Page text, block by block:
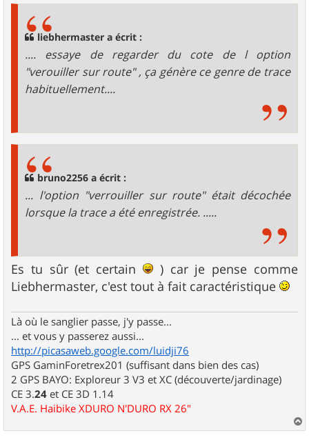
liebhermaster a écrit :
.... essaye de regarder du cote de l option
"verouiller sur route" , ça génère ce genre de trace
habituellement....
bruno2256 a écrit :
... l'option "verrouiller sur route" était décochée
lorsque la trace a été enregistrée. .....
Es tu sûr (et certain
) car je pense comme
Liebhermaster, c'est tout à fait caractéristique
Là où le sanglier passe, j'y passe...
... et vous y passerez aussi...
http://picasaweb.google.com/luidji76
GPS GaminForetrex201 (suffisant dans bien des cas)
2 GPS BAYO: Exploreur 3 V3 et XC (découverte/jardinage)
CE 3.24 et CE 3D 1.14
V.A.E. Haibike XDURO N'DURO RX 26"
a